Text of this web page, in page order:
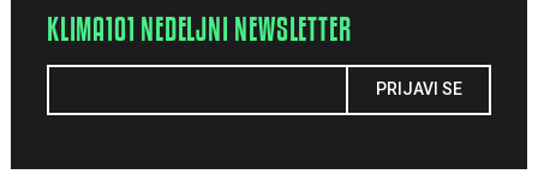
KLIMA101 NEDELJNI NEWSLETTER
PRIJAVI SE